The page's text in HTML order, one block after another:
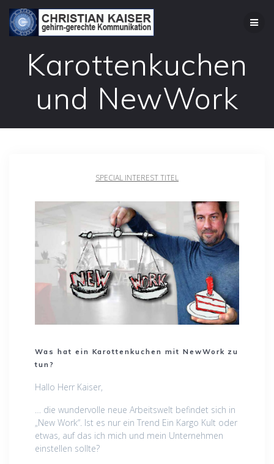
Zum
Inhalt
springen
Karottenkuchen
und NewWork
SPECIAL INTEREST TITEL
Was hat ein Karottenkuchen mit NewWork zu
tun?
Hallo Herr Kaiser,
… die wundervolle neue Arbeitswelt befindet sich in
„New Work“. Ist es nur ein Trend Ein Kargo Kult oder
etwas, auf das ich mich und mein Unternehmen
einstellen sollte?